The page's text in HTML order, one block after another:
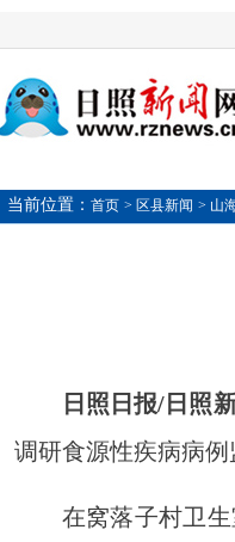
当前位置： 首页 > 区县新闻 > 山
日照日报/日照
调研食源性疾病病
在窝落子村卫